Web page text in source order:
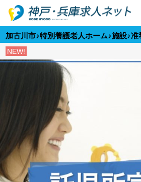
加古川市♪特別養護老人ホーム♪施設♪
NEW!